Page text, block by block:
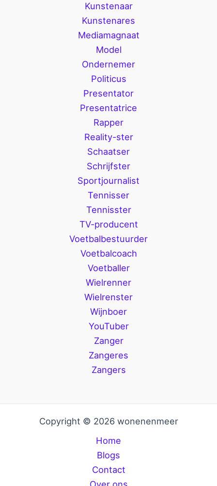
Kunstenaar
Kunstenares
Mediamagnaat
Model
Ondernemer
Politicus
Presentator
Presentatrice
Rapper
Reality-ster
Schaatser
Schrijfster
Sportjournalist
Tennisser
Tennisster
TV-producent
Voetbalbestuurder
Voetbalcoach
Voetballer
Wielrenner
Wielrenster
Wijnboer
YouTuber
Zanger
Zangeres
Zangers
Copyright © 2026 wonenenmeer
Home
Blogs
Contact